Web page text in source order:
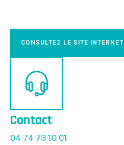
CONSULTEZ LE SITE INTERNET
Contact
04 74 73 10 01